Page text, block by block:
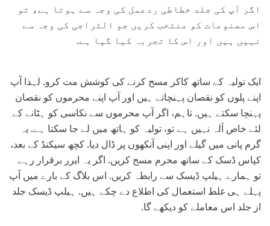
اگر آپ کی جلد خطاطی ردعمل کی وجہ سے ہوتا ہے، تو
اس مصنوعات کو منتخب کریں جو الٹراجی کی وجہ سے
نہیں ہیں اور اس کا تجربہ کیا گیا ہے.
ایک تولیہ کے ساتھ کاکر مسح کرنے کی کوشش مت کرو. لہذا آپ
اپنے پلوں کو نقصان پہنچاتے ہیں اور آپ اپنے محرموں کو نقصان
پہنچا سکتے ہیں. تاہم، اگر آپ محرموں سے نکاسی کو ہٹانے کے
لئے خاص آلہ نہیں ہے تو، تولیہ کو ہاتھ میں لے جا سکتا ہے. یہ
گرم پانی میں گیلے اور اپنی آنکھوں پر ڈال دیا. کچھ سیکنڈ کے بعد،
کپاس ڈسک کے ساتھ محرم مسح کریں. اگر یہ ایرر برقرار رہے
تو ہمارے ہیلپ ڈیسک سے رابطہ کریں. اس بلاگ کے بارے میں آپ
پہلے ہی غلط استعمال کی اطلاع دے چکے ہیں. ہیلپ ڈیسک جلد
از جلد اس معاملے کو دیکھے گا.